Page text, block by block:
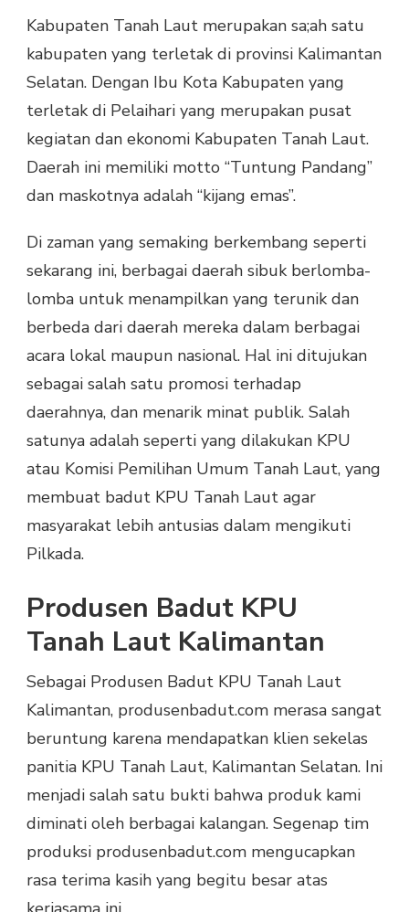
Kabupaten Tanah Laut merupakan sa;ah satu
kabupaten yang terletak di provinsi Kalimantan
Selatan. Dengan Ibu Kota Kabupaten yang
terletak di Pelaihari yang merupakan pusat
kegiatan dan ekonomi Kabupaten Tanah Laut.
Daerah ini memiliki motto “Tuntung Pandang”
dan maskotnya adalah “kijang emas”.
Di zaman yang semaking berkembang seperti
sekarang ini, berbagai daerah sibuk berlomba-
lomba untuk menampilkan yang terunik dan
berbeda dari daerah mereka dalam berbagai
acara lokal maupun nasional. Hal ini ditujukan
sebagai salah satu promosi terhadap
daerahnya, dan menarik minat publik. Salah
satunya adalah seperti yang dilakukan KPU
atau Komisi Pemilihan Umum Tanah Laut, yang
membuat badut KPU Tanah Laut agar
masyarakat lebih antusias dalam mengikuti
Pilkada.
Produsen Badut KPU
Tanah Laut Kalimantan
Sebagai Produsen Badut KPU Tanah Laut
Kalimantan, produsenbadut.com merasa sangat
beruntung karena mendapatkan klien sekelas
panitia KPU Tanah Laut, Kalimantan Selatan. Ini
menjadi salah satu bukti bahwa produk kami
diminati oleh berbagai kalangan. Segenap tim
produksi produsenbadut.com mengucapkan
rasa terima kasih yang begitu besar atas